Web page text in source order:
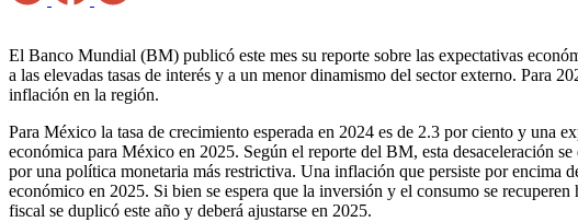
El Banco Mundial (BM) publicó este mes su reporte sobre las expectativas
a las elevadas tasas de interés y a un menor dinamismo del sector externo. Para
inflación en la región.
Para México la tasa de crecimiento esperada en 2024 es de 2.3 por ciento y una
económica para México en 2025. Según el reporte del BM, esta desaceleración
por una política monetaria más restrictiva. Una inflación que persiste por encima
económico en 2025. Si bien se espera que la inversión y el consumo se
fiscal se duplicó este año y deberá ajustarse en 2025.